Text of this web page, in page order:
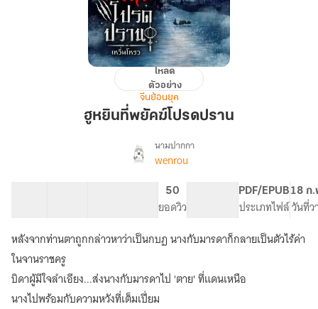
ที่
พยัคฆ์
โปรดปราน
โหลด
ตัวอย่าง
จีนย้อนยุค
ฮูหยินที่พยัคฆ์โปรดปราน
เรื่อง
หยิน
ที่
พยัคฆ์
โปรดปราน
นามปากกา
wenrou
50
ยอดวิว
PDF/EPUB
ประเภทไฟล์
18 ก
วันที่ว
หลังจากท่านตาถูกกล่าวหาว่าเป็นกบฏ นางกับมารดาก็กลายเป็นตัวไร้ค่า
ในจานราชครู
บิดาผู้มีใจลำเอียง...ส่งนางกับมารดาไป 'ตาย' ที่แดนเหนือ
นางไปพร้อมกับความหวังที่เต็มเปี่ยม